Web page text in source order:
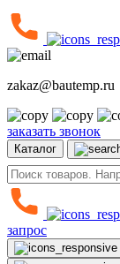
zakaz@bautemp.ru
заказать звонок
Каталог
запрос